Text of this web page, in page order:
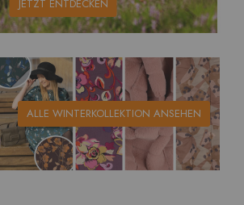
JETZT ENTDECKEN
ALLE WINTERKOLLEKTION ANSEHEN